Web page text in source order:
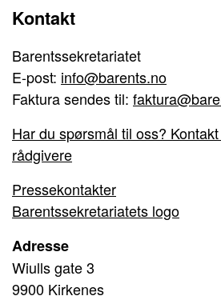
Kontakt
Barentssekretariatet
E-post: info@barents.no
Faktura sendes til:
Har du spørsmål til oss?
rådgivere
Pressekontakter
Barentssekretariatets logo
Adresse
Wiulls gate 3
9900 Kirkenes